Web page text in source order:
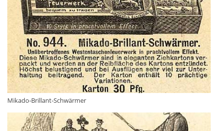
Mikado-Brillant-Schwärmer